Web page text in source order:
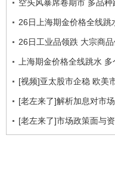
空头风暴席卷期市 多品种
26日上海期金价格全线跳
26日工业品领跌 大宗商
上海期金价格全线跳水
[视频]亚太股市企稳 欧美
[老左来了]解析加息对市
[老左来了]市场政策面与